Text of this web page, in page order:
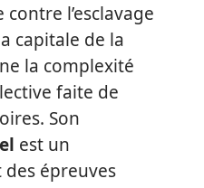
l’esclavage
capitale de la
la complexité
faite de
Son
est un
épreuves